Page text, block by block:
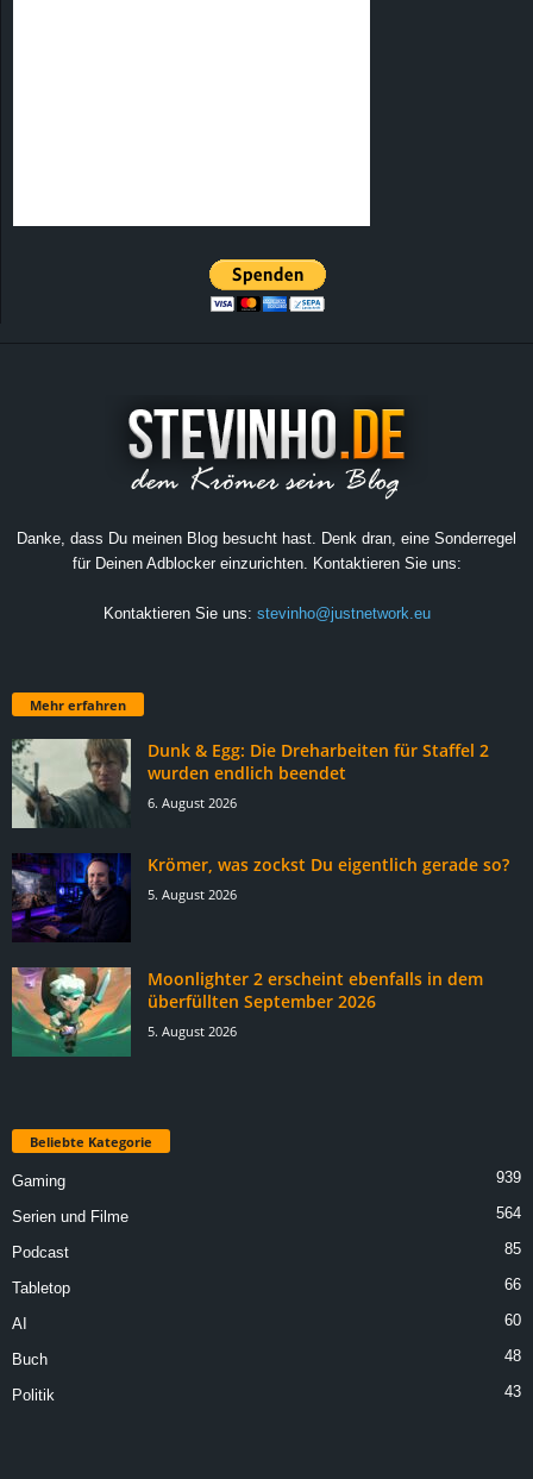
Danke, dass Du meinen Blog besucht hast. Denk dran, eine Sonderregel
für Deinen Adblocker einzurichten. Kontaktieren Sie uns:
Kontaktieren Sie uns: stevinho@justnetwork.eu
Mehr erfahren
Dunk & Egg: Die Dreharbeiten für Staffel 2
wurden endlich beendet
6. August 2026
Krömer, was zockst Du eigentlich gerade so?
5. August 2026
Moonlighter 2 erscheint ebenfalls in dem
überfüllten September 2026
5. August 2026
Beliebte Kategorie
Gaming 939
Serien und Filme 564
Podcast 85
Tabletop 66
AI 60
Buch 48
Politik 43